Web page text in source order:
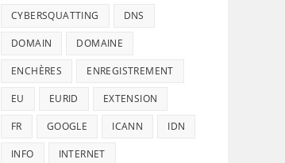
CYBERSQUATTING DNS
DOMAIN DOMAINE
ENCHÈRES ENREGISTREMENT
EU EURID EXTENSION
FR GOOGLE ICANN IDN
INFO INTERNET